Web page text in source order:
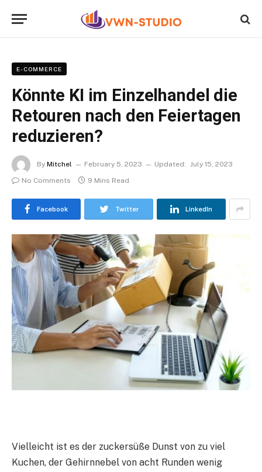
E-COMMERCE
Könnte KI im Einzelhandel die
Retouren nach den Feiertagen
reduzieren?
By Mitchel February 5, 2023 Updated: July 15, 2023
No Comments
9 Mins Read
Facebook Twitter LinkedIn
Vielleicht ist es der zuckersüße Dunst von zu viel
Kuchen, der Gehirnnebel von acht Runden wenig